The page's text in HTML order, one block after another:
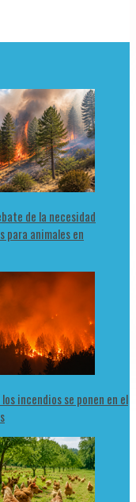
de la necesidad
animales en
incendios se ponen en el